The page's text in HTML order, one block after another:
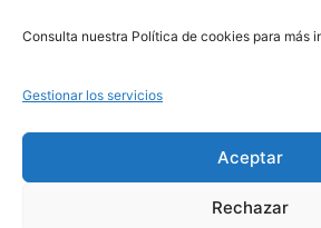
Consulta nuestra Política de cookies para más
Gestionar los servicios
Aceptar
Rechazar
Noticias
Legal
Aviso Legal